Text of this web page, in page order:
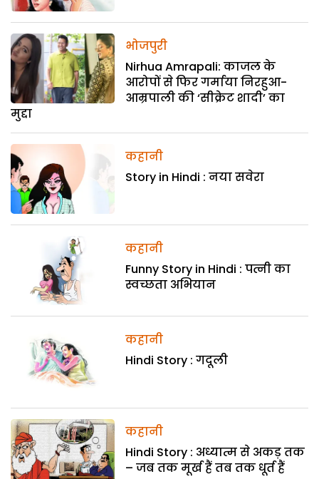
भोजपुरी
Nirhua Amrapali: काजल के
आरोपों से फिर गर्माया निरहुआ-
आम्रपाली की ‘सीक्रेट शादी’ का
मुद्दा
कहानी
Story in Hindi : नया सवेरा
कहानी
Funny Story in Hindi : पत्नी का
स्वच्छता अभियान
कहानी
Hindi Story : गदूली
कहानी
Hindi Story : अध्यात्म से अकड़ तक
– जब तक मूर्ख हैं तब तक धूर्त हैं